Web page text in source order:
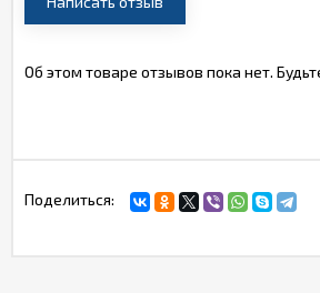
Об этом товаре отзывов пока нет.
Поделиться: